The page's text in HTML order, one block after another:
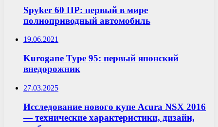
Spyker 60 HP: первый в мире
полноприводный автомобиль
19.06.2021
Kurogane Type 95: первый японский
внедорожник
27.03.2025
Исследование нового купе Acura NSX 2016
— технические характеристики, дизайн,